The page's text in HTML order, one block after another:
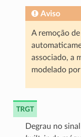
Aviso
A remoção
associado, a
modelado por
TRGT
Degrau no